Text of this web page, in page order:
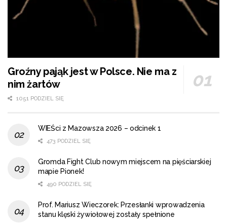
Groźny pająk jest w Polsce. Nie ma z
nim żartów
1051 PODZIEL SIĘ
WIEŚci z Mazowsza 2026 – odcinek 1
473 PODZIEL SIĘ
Gromda Fight Club nowym miejscem na pięściarskiej
mapie Pionek!
490 PODZIEL SIĘ
Prof. Mariusz Wieczorek: Przesłanki wprowadzenia
stanu klęski żywiołowej zostały spełnione